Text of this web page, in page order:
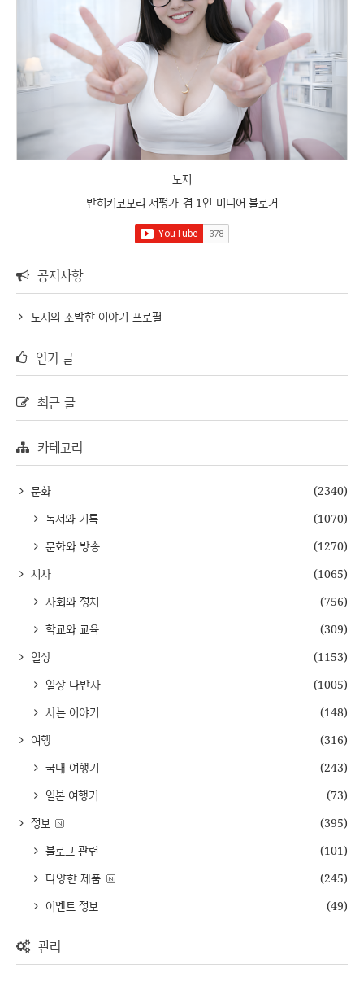
노지
반히키코모리 서평가 겸 1인 미디어 블로거
공지사항
노지의 소박한 이야기 프로필
인기 글
최근 글
카테고리
문화
(2340)
독서와 기록
(1070)
문화와 방송
(1270)
시사
(1065)
사회와 정치
(756)
학교와 교육
(309)
일상
(1153)
일상 다반사
(1005)
사는 이야기
(148)
여행
(316)
국내 여행기
(243)
일본 여행기
(73)
정보
(395)
블로그 관련
(101)
다양한 제품
(245)
이벤트 정보
(49)
관리